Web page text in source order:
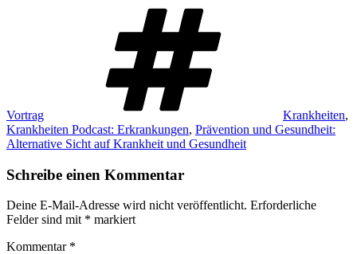
Vortrag Krankheiten,
Krankheiten Podcast: Erkrankungen, Prävention und Gesundheit:
Alternative Sicht auf Krankheit und Gesundheit
Schreibe einen Kommentar
Deine E-Mail-Adresse wird nicht veröffentlicht. Erforderliche
Felder sind mit * markiert
Kommentar *